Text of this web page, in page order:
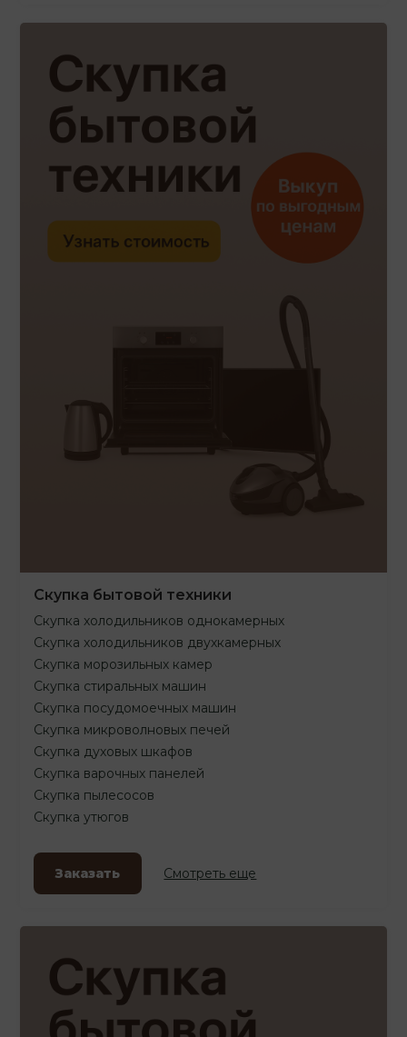
Скупка бытовой техники
Скупка холодильников однокамерных
Скупка холодильников двухкамерных
Скупка морозильных камер
Скупка стиральных машин
Скупка посудомоечных машин
Скупка микроволновых печей
Скупка духовых шкафов
Скупка варочных панелей
Скупка пылесосов
Скупка утюгов
Заказать Смотреть еще